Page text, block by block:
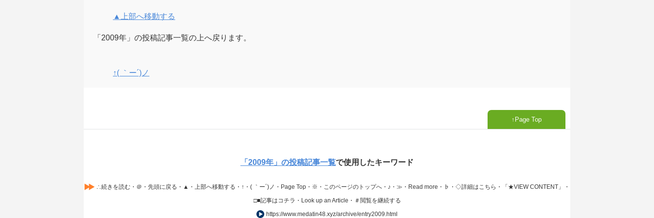
▲上部へ移動する
「2009年」の投稿記事一覧の上へ戻ります。
↑( ｀ー´)ノ
Page Top
「2009年」の投稿記事一覧で使用したキーワード
∴続きを読む・＠・先頭に戻る・▲・上部へ移動する・↑・( ｀ー´)ノ・Page Top・※・このページのトップへ・♪・≫・Read more・♭・◇詳細はこちら・「★VIEW CONTENT」・
□■記事はコチラ・Look up an Article・＃閲覧を継続する
https://www.medatin48.xyz/archive/entry2009.html